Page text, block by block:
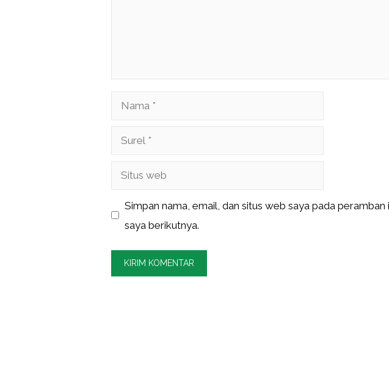
Nama
Surel
Situs
Simpan nama, email, dan situs web saya pada
saya berikutnya.